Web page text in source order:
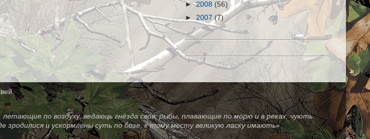
►2008 (56)
► 2007 (7)
по воздуху, ведаюць гнёзда своя; рыбы, плавающие по морю и в реках, чують
и ускормлены суть по бозе, к тому месту великую ласку имають»